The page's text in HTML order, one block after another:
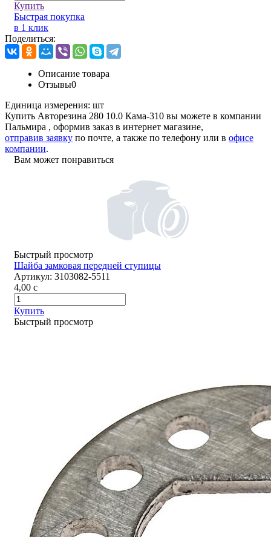
Купить
Быстрая покупка
в 1 клик
Поделиться:
Описание товара
Отзывы0
Единица измерения: шт
Купить Авторезина 280 10.0 Кама-310 вы можете в компании
Пальмира , оформив заказ в интернет магазине,
отправив заявку по почте, а также по телефону или в офисе
компании.
Вам может понравиться
Быстрый просмотр
Шайба замковая передней ступицы
Артикул: 3103082-5511
4,00 c
Купить
Быстрый просмотр